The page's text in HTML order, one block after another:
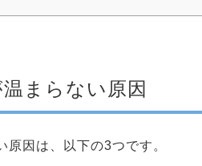
まらない原因
因は、以下の3つです。